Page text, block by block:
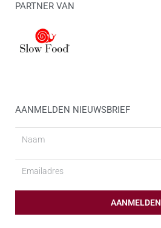
PARTNER VAN
AANMELDEN NIEUWSBRIEF
AANMELDEN